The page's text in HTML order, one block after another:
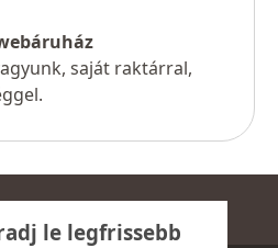
saját raktárral,
le legfrissebb